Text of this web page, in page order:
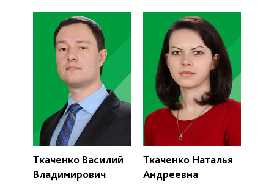
Ткаченко Василий
Владимирович
Ткаченко Наталья
Андреевна